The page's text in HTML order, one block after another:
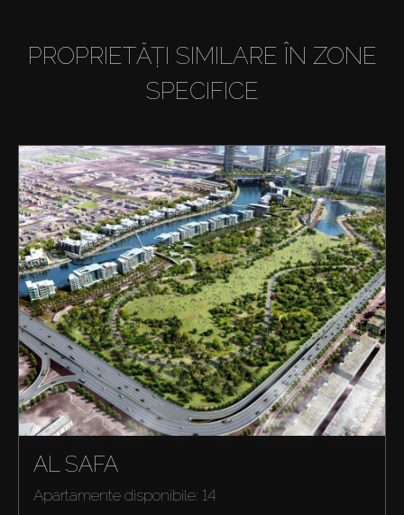
PROPRIETĂȚI SIMILARE ÎN ZONE
SPECIFICE
AL SAFA
Apartamente disponibile: 14